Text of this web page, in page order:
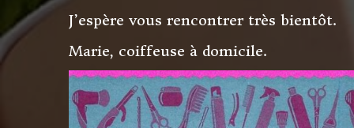
J’espère vous rencontrer très bientôt.
Marie, coiffeuse à domicile.